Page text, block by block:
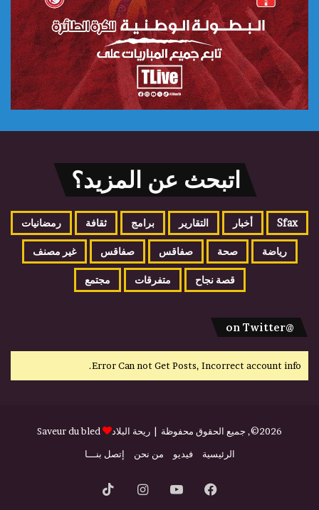
اتبحث عن المزيد؟
Sfax أخبار التقارير برامج ثقافة رمضانيات
رياضة صحة صفاقس صفاقس غير مصنف
قصة نجاح متفرقات مجتمع
@on Twitter
Error Can not Get Posts, Incorrect account info.
2026©, جميع الحقوق محفوظة | ريحة البلاد
Saveur du bled
الرئيسية
فيديو من نحن إتصل بنـــا
فيسبوك يوتيوب انستقرام